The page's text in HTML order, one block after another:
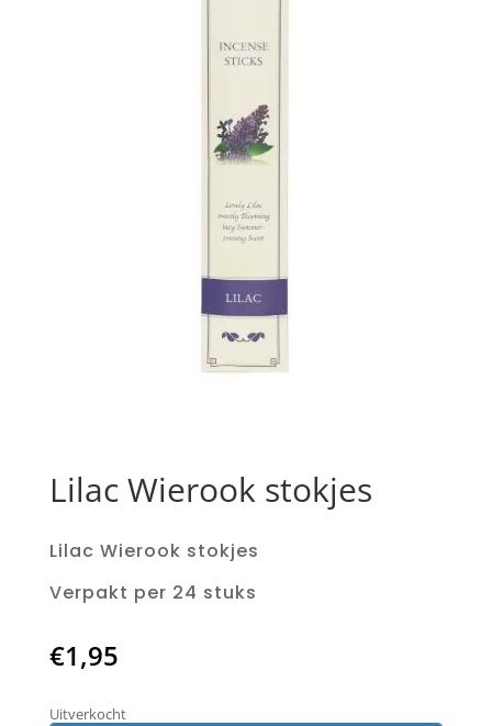
Lilac Wierook stokjes
Lilac Wierook stokjes
Verpakt per 24 stuks
€1,95
Uitverkocht